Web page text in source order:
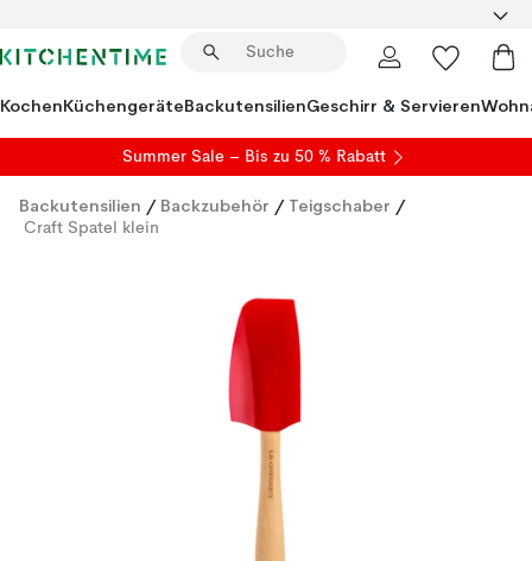
KochenKüchengeräteBackutensilienGeschirr & Servieren
Summer Sale – Bis zu 50 % Rabatt
Backutensilien / Backzubehör / Teigschaber /
Craft Spatel klein